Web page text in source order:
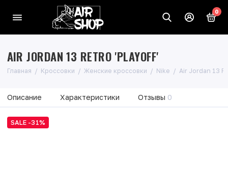
0
AIR JORDAN 13 RETRO 'PLAYOFF'
Главная Кроссовки Женские кроссовки Nike Air Jordan 13
Описание Характеристики Отзывы 0
SALE -31%